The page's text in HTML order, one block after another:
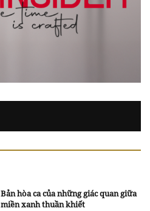
Bản hòa ca của những giác quan giữa
miền xanh thuần khiết